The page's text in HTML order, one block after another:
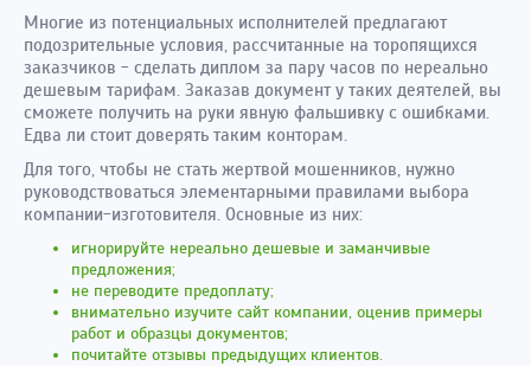
Многие из потенциальных исполнителей предлагают
подозрительные условия, рассчитанные на торопящихся
заказчиков - сделать диплом за пару часов по нереально
дешевым тарифам. Заказав документ у таких деятелей, вы
сможете получить на руки явную фальшивку с ошибками.
Едва ли стоит доверять таким конторам.
Для того, чтобы не стать жертвой мошенников, нужно
руководствоваться элементарными правилами выбора
компании-изготовителя. Основные из них:
игнорируйте нереально дешевые и заманчивые
предложения;
не переводите предоплату;
внимательно изучите сайт компании, оценив примеры
работ и образцы документов;
почитайте отзывы предыдущих клиентов.